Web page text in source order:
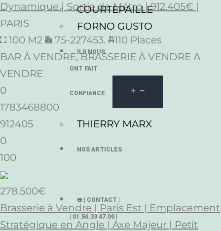
COURTEPAILLE
FORNO GUSTO
ILS NOUS
ONT FAIT
CONFIANCE
THIERRY MARX
NOS ARTICLES
☎️ | CONTACT |
| 01.56.33 47.00 |
Dynamique | Sortie de Métro | 912.405€ |
PARIS
100 M2
75-227453.
110 Places
BAR À VENDRE, BRASSERIE À VENDRE A
VENDRE
0
1783468800
912405
0
100
278.500€
Brasserie à Vendre | Paris Est | Emplacement
Stratégique en Angle | Axe Majeur | Petit